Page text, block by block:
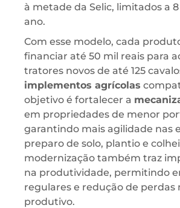
à metade da Selic, limitados a
ano.
Com esse modelo, cada
financiar até 50 mil reais para
tratores novos de até 125
implementos agrícolas
objetivo é fortalecer a
em propriedades de menor
garantindo mais agilidade nas
preparo de solo, plantio e
modernização também traz
na produtividade, permitindo
regulares e redução de perdas
produtivo.